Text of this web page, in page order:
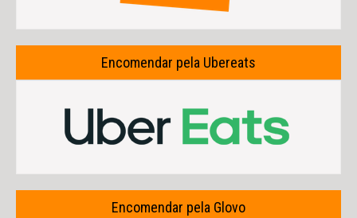
Encomendar pela Ubereats
Encomendar pela Glovo